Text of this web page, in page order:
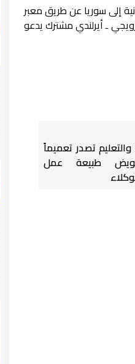
الإنسانية إلى سوريا عن طريق معبر
قرار نرويجي ـ أيرلندي مشترك يدعو
والتعليم تصدر تعميماً
طبيعة عمل